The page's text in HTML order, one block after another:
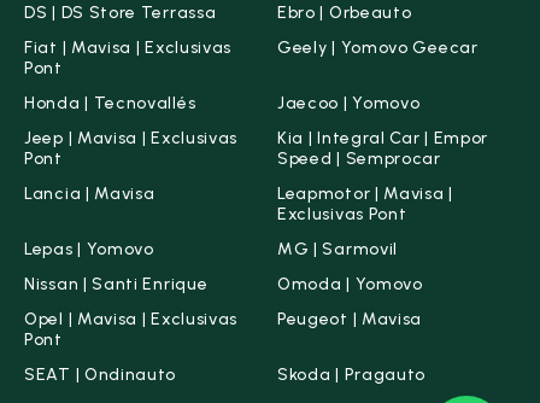
DS | DS Store Terrassa
Ebro | Orbeauto
Fiat | Mavisa | Exclusivas
Pont
Geely | Yomovo Geecar
Honda | Tecnovallés
Jaecoo | Yomovo
Jeep | Mavisa | Exclusivas
Pont
Kia | Integral Car | Empor
Speed | Semprocar
Lancia | Mavisa
Leapmotor | Mavisa |
Exclusivas Pont
Lepas | Yomovo
MG | Sarmovil
Nissan | Santi Enrique
Omoda | Yomovo
Opel | Mavisa | Exclusivas
Pont
Peugeot | Mavisa
SEAT | Ondinauto
Skoda | Pragauto